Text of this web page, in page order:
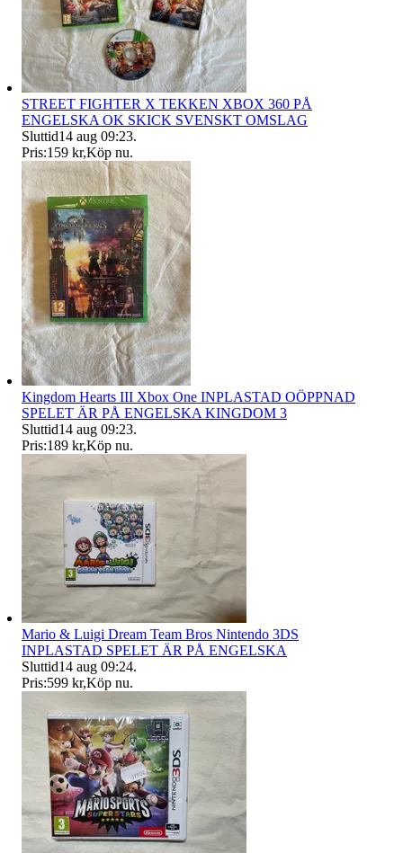
STREET FIGHTER X TEKKEN XBOX 360 PÅ
ENGELSKA OK SKICK SVENSKT OMSLAG
Sluttid14 aug 09:23.
Pris:159 kr,Köp nu.
Kingdom Hearts III Xbox One INPLASTAD OÖPPNAD
SPELET ÄR PÅ ENGELSKA KINGDOM 3
Sluttid14 aug 09:23.
Pris:189 kr,Köp nu.
Mario & Luigi Dream Team Bros Nintendo 3DS
INPLASTAD SPELET ÄR PÅ ENGELSKA
Sluttid14 aug 09:24.
Pris:599 kr,Köp nu.